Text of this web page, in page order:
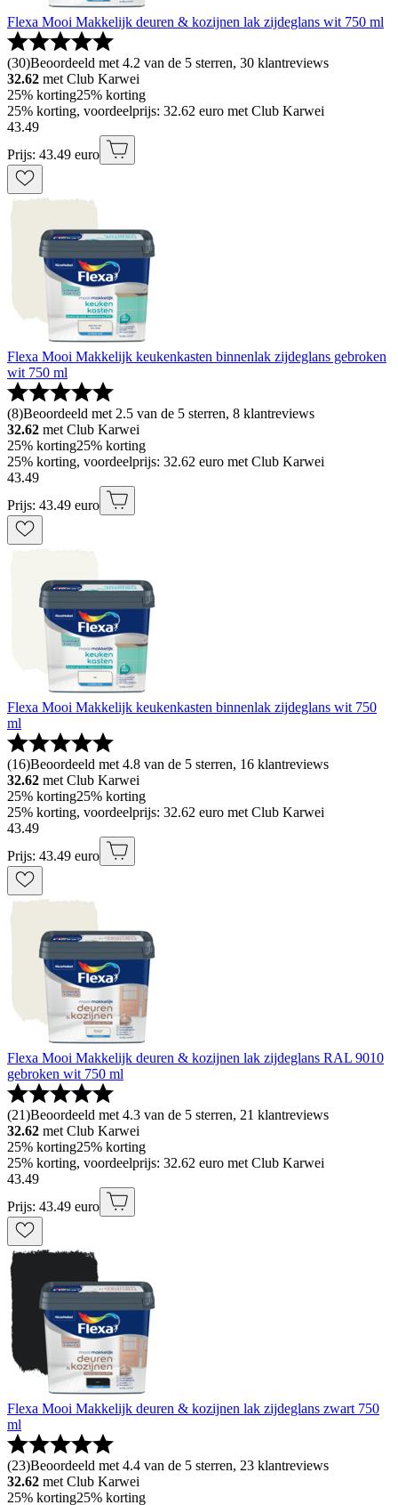
Flexa Mooi Makkelijk deuren & kozijnen lak zijdeglans wit 750 ml
(30)Beoordeeld met 4.2 van de 5 sterren, 30 klantreviews
32.62 met Club Karwei
25% korting25% korting
25% korting, voordeelprijs: 32.62 euro met Club Karwei
43.49
Prijs: 43.49 euro
Flexa Mooi Makkelijk keukenkasten binnenlak zijdeglans gebroken
wit 750 ml
(8)Beoordeeld met 2.5 van de 5 sterren, 8 klantreviews
32.62 met Club Karwei
25% korting25% korting
25% korting, voordeelprijs: 32.62 euro met Club Karwei
43.49
Prijs: 43.49 euro
Flexa Mooi Makkelijk keukenkasten binnenlak zijdeglans wit 750
ml
(16)Beoordeeld met 4.8 van de 5 sterren, 16 klantreviews
32.62 met Club Karwei
25% korting25% korting
25% korting, voordeelprijs: 32.62 euro met Club Karwei
43.49
Prijs: 43.49 euro
Flexa Mooi Makkelijk deuren & kozijnen lak zijdeglans RAL 9010
gebroken wit 750 ml
(21)Beoordeeld met 4.3 van de 5 sterren, 21 klantreviews
32.62 met Club Karwei
25% korting25% korting
25% korting, voordeelprijs: 32.62 euro met Club Karwei
43.49
Prijs: 43.49 euro
Flexa Mooi Makkelijk deuren & kozijnen lak zijdeglans zwart 750
ml
(23)Beoordeeld met 4.4 van de 5 sterren, 23 klantreviews
32.62 met Club Karwei
25% korting25% korting